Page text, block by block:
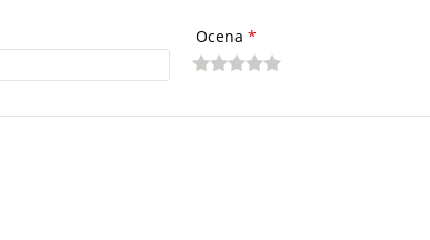
Ocena *